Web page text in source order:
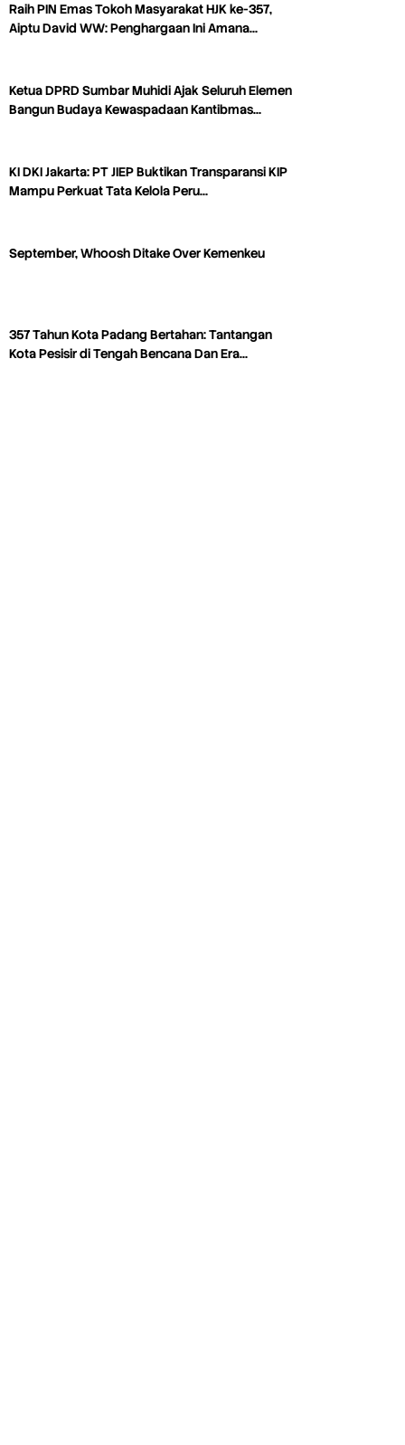
Raih PIN Emas Tokoh Masyarakat HJK ke-357,
Aiptu David WW: Penghargaan Ini Amana…
Ketua DPRD Sumbar Muhidi Ajak Seluruh Elemen
Bangun Budaya Kewaspadaan Kantibmas…
KI DKI Jakarta: PT JIEP Buktikan Transparansi KIP
Mampu Perkuat Tata Kelola Peru…
September, Whoosh Ditake Over Kemenkeu
357 Tahun Kota Padang Bertahan: Tantangan
Kota Pesisir di Tengah Bencana Dan Era…